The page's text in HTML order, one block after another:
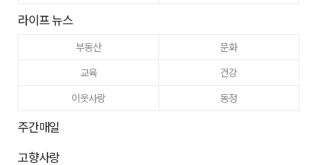
라이프 뉴스
부동산
문화
교육
건강
이웃사랑
동정
주간매일
고향사랑